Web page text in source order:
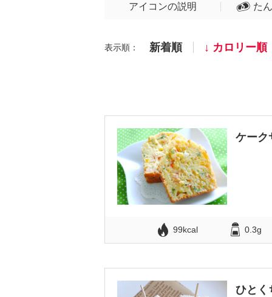
アイコンの説明 た
表示順： 新着順 カロリー順
ケーク
99kcal 0.3g
ひとく